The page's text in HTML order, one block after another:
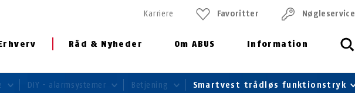
Råd & Nyheder Om ABUS Information
Karriere Favoritter Nøgleservice
DIY - alarmsystemer Betjening Smartvest trådløs funktionstryk